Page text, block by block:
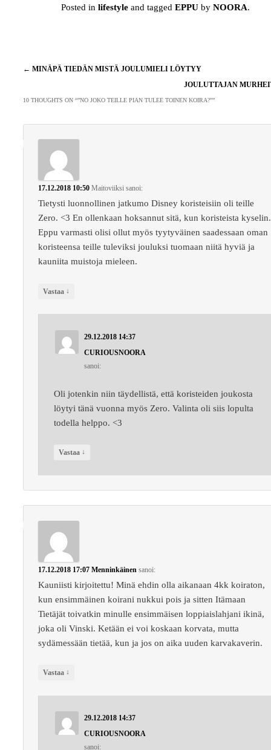
Posted inlifestyle and taggedEPPU byNOORA.
Artikkelien
← MINÄPÄ TIEDÄN MISTÄ JOULUMIELI LÖYTYY
JOULUTTAJAN
10 THOUGHTS ON “”NO JOKO TEILLE PIAN TULEE TOINEN KOIRA?””
17.12.2018 10:50 Maitoviiksi sanoi:
Tietysti luonnollinen jatkumo Disney koristeisiin oli teille
Zero. <3 En ollenkaan hoksannut sitä, kun koristeista kyselin.
Eppu varmasti olisi ollut myös tyytyväinen saadessaan oman
koristeensa teille tuleviksi jouluksi tuomaan niitä hyviä ja
kauniita muistoja mieleen.
Vastaa ↓
29.12.2018 14:37
CURIOUSNOORA
sanoi:
Oli jotenkin niin täydellistä, että koristeiden joukosta
löytyi tänä vuonna myös Zero. Valinta oli siis lopulta
todella helppo. <3
Vastaa ↓
17.12.2018 17:07 Menninkäinen sanoi:
Kauniisti kirjoitettu! Minä ehdin olla aikanaan 4kk koiraton,
kun ensimmäinen koirani nukkui pois ja sitten Itämaan
Tietäjät toivatkin minulle ensimmäisen loppiaislahjani ikinä,
joka oli Vinski. Ketään ei voi koskaan korvata, mutta
sydämessään tietää, kun ja jos on aika uuden karvakaverin.
Vastaa ↓
29.12.2018 14:37
CURIOUSNOORA
sanoi: